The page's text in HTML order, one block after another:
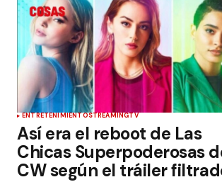
ENTRETENIMIENTOSTREAMINGTV
Así era el reboot de Las
Chicas Superpoderosas
CW según el tráiler